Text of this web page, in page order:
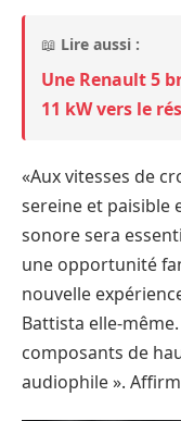
📖 Lire aussi :
Une Renault 5
11 kW vers le
«Aux vitesses de
sereine et paisible
sonore sera
une opportunité
nouvelle
Battista elle-
composants de
audiophile ».